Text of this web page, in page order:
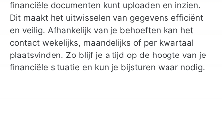
financiële documenten kunt uploaden en inzien.
Dit maakt het uitwisselen van gegevens efficiënt
en veilig. Afhankelijk van je behoeften kan het
contact wekelijks, maandelijks of per kwartaal
plaatsvinden. Zo blijf je altijd op de hoogte van je
financiële situatie en kun je bijsturen waar nodig.